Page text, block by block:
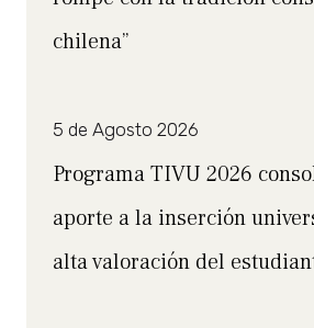
chilena”
5 de Agosto 2026
Programa TIVU 2026
aporte a la inserción
alta valoración del